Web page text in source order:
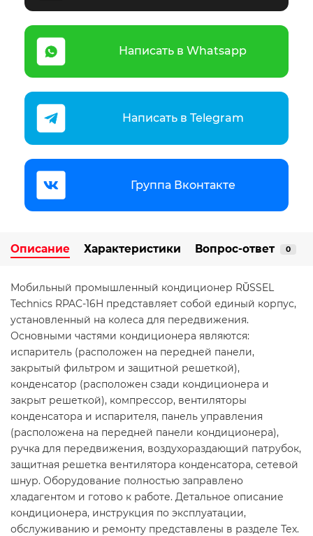
Написать в Whatsapp
Написать в Telegram
Группа Вконтакте
Описание Характеристики Вопрос-ответ 0
Мобильный промышленный кондиционер RŬSSEL
Technics RPAC-16H представляет собой единый корпус,
установленный на колеса для передвижения.
Основными частями кондиционера являются:
испаритель (расположен на передней панели,
закрытый фильтром и защитной решеткой),
конденсатор (расположен сзади кондиционера и
закрыт решеткой), компрессор, вентиляторы
конденсатора и испарителя, панель управления
(расположена на передней панели кондиционера),
ручка для передвижения, воздухораздающий патрубок,
защитная решетка вентилятора конденсатора, сетевой
шнур. Оборудование полностью заправлено
хладагентом и готово к работе. Детальное описание
кондиционера, инструкция по эксплуатации,
обслуживанию и ремонту представлены в разделе Тех.